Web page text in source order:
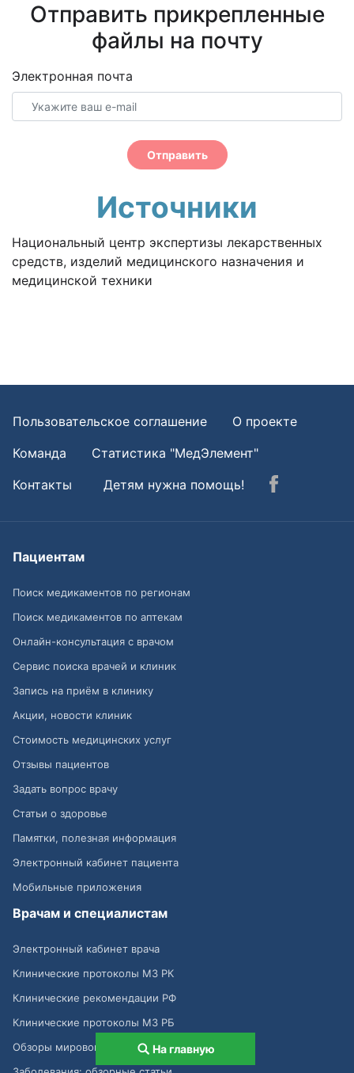
Отправить прикрепленные
файлы на почту
Электронная почта
Отправить
Источники
Национальный центр экспертизы лекарственных
средств, изделий медицинского назначения и
медицинской техники
Пользовательское соглашение
О проекте
Команда
Статистика "МедЭлемент"
Контакты
Детям нужна помощь!
Пациентам
Поиск медикаментов по регионам
Поиск медикаментов по аптекам
Онлайн-консультация с врачом
Сервис поиска врачей и клиник
Запись на приём в клинику
Акции, новости клиник
Стоимость медицинских услуг
Отзывы пациентов
Задать вопрос врачу
Статьи о здоровье
Памятки, полезная информация
Электронный кабинет пациента
Мобильные приложения
Врачам и специалистам
Электронный кабинет врача
Клинические протоколы МЗ РК
Клинические рекомендации РФ
Клинические протоколы МЗ РБ
Обзоры мировой медицинской периодики
На главную